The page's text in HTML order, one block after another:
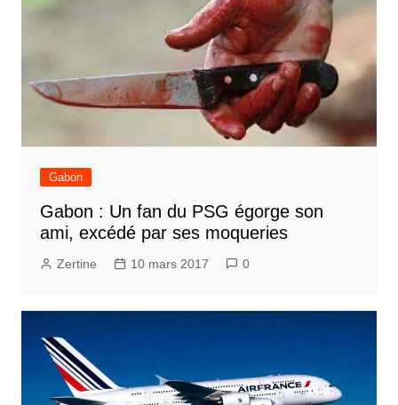
Gabon
Gabon : Un fan du PSG égorge son
ami, excédé par ses moqueries
Zertine 10 mars 2017 0